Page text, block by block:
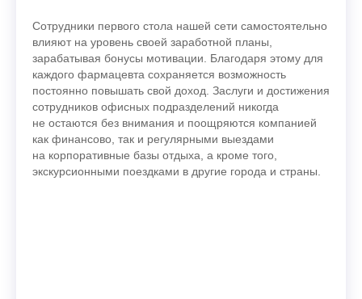
Сотрудники первого стола нашей сети самостоятельно
влияют на уровень своей заработной планы,
зарабатывая бонусы мотивации. Благодаря этому для
каждого фармацевта сохраняется возможность
постоянно повышать свой доход. Заслуги и достижения
сотрудников офисных подразделений никогда
не остаются без внимания и поощряются компанией
как финансово, так и регулярными выездами
на корпоративные базы отдыха, а кроме того,
экскурсионными поездками в другие города и страны.